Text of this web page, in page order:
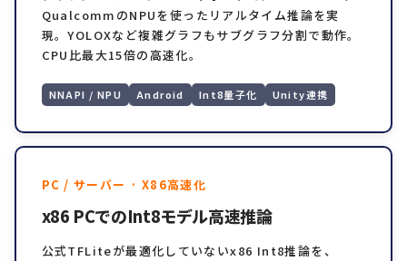
QualcommのNPUを使ったリアルタイム推論を実
現。YOLOXなど複雑グラフもサブグラフ分割で動作。
CPU比最大15倍の高速化。
NNAPI / NPU Android Int8量子化 Unity連携
PC / サーバー · X86高速化
x86 PCでのInt8モデル高速推論
公式TFLiteが最適化していないx86 Int8推論を、